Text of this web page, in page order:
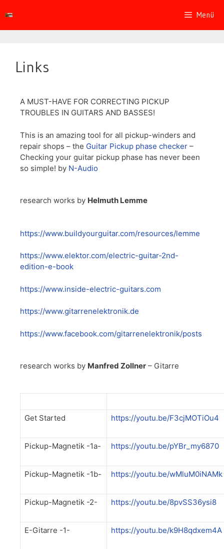
Menü
Links
A MUST-HAVE FOR CORRECTING PICKUP
TROUBLES IN GUITARS AND BASSES!
This is an amazing tool for all pickup-winders and
repair shops – the Guitar Pickup phase checker –
Checking your guitar pickup phase has never been
so simple! by N-Audio
research works by Helmuth Lemme
https://www.buildyourguitar.com/resources/lemme
https://www.elektor.com/electric-guitar-2nd-
edition-e-book
https://www.inside-electric-guitars.com
https://www.gitarrenelektronik.de
https://www.facebook.com/gitarrenelektronik/posts
research works by Manfred Zollner – Gitarre
Get Started https://youtu.be/F3cjMOTiOu4
Pickup-Magnetik -1a- https://youtu.be/pYBr_my6870
Pickup-Magnetik -1b- https://youtu.be/wMluM0iNAMk
Pickup-Magnetik -2- https://youtu.be/8pvSS36ysi8
E-Gitarre -1- https://youtu.be/k9H8qdxem4A